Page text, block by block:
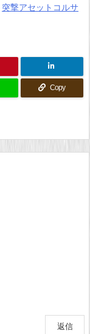
突撃アセットコルサ
Copy
返信